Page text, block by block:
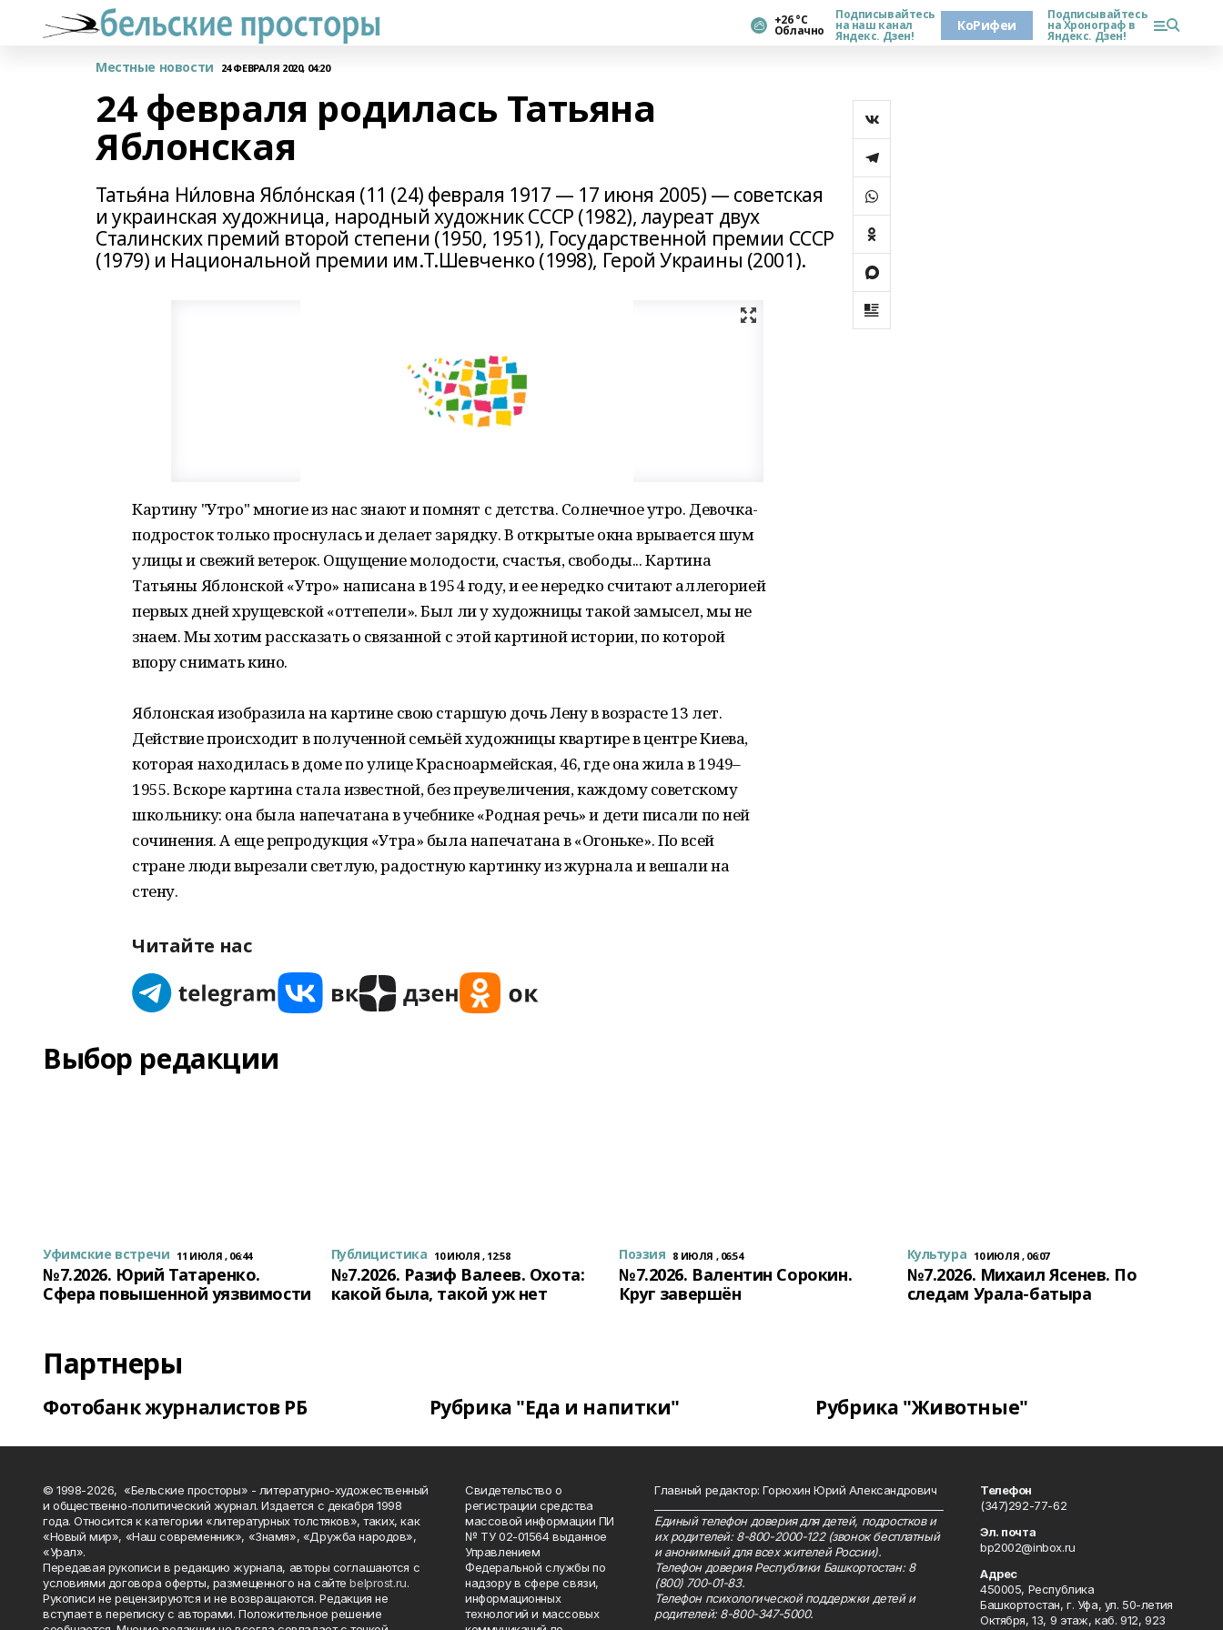
+26 °С
Облачно
Подписывайтесь
на наш канал
Яндекс. Дзен!
КоРифеи
Подписывайтесь
на Хронограф в
Яндекс. Дзен!
Местные новости 24 ФЕВРАЛЯ 2020, 04:20
24 февраля родилась Татьяна
Яблонская
Татья́на Ни́ловна Ябло́нская (11 (24) февраля 1917 — 17 июня 2005) — советская
и украинская художница, народный художник СССР (1982), лауреат двух
Сталинских премий второй степени (1950, 1951), Государственной премии СССР
(1979) и Национальной премии им.Т.Шевченко (1998), Герой Украины (2001).
Картину "Утро" многие из нас знают и помнят с детства. Солнечное утро. Девочка-
подросток только проснулась и делает зарядку. В открытые окна врывается шум
улицы и свежий ветерок. Ощущение молодости, счастья, свободы... Картина
Татьяны Яблонской «Утро» написана в 1954 году, и ее нередко считают аллегорией
первых дней хрущевской «оттепели». Был ли у художницы такой замысел, мы не
знаем. Мы хотим рассказать о связанной с этой картиной истории, по которой
впору снимать кино.
Яблонская изобразила на картине свою старшую дочь Лену в возрасте 13 лет.
Действие происходит в полученной семьёй художницы квартире в центре Киева,
которая находилась в доме по улице Красноармейская, 46, где она жила в 1949–
1955. Вскоре картина стала известной, без преувеличения, каждому советскому
школьнику: она была напечатана в учебнике «Родная речь» и дети писали по ней
сочинения. А еще репродукция «Утра» была напечатана в «Огоньке». По всей
стране люди вырезали светлую, радостную картинку из журнала и вешали на
стену.
Читайте нас
Выбор редакции
Уфимские встречи 11 ИЮЛЯ , 06:44
№7.2026. Юрий Татаренко.
Сфера повышенной уязвимости
Публицистика 10 ИЮЛЯ , 12:58
№7.2026. Разиф Валеев. Охота:
какой была, такой уж нет
Поэзия 8 ИЮЛЯ , 06:54
№7.2026. Валентин Сорокин.
Круг завершён
Культура 10 ИЮЛЯ , 06:07
№7.2026. Михаил Ясенев. По
следам Урала-батыра
Партнеры
Фотобанк журналистов РБ Рубрика "Еда и напитки" Рубрика "Животные"
© 1998-2026, «Бельские просторы» - литературно-художественный
и общественно-политический журнал. Издается с декабря 1998
года. Относится к категории «литературных толстяков», таких, как
«Новый мир», «Наш современник», «Знамя», «Дружба народов»,
«Урал».
Передавая рукописи в редакцию журнала, авторы соглашаются с
условиями договора оферты, размещенного на сайтеbelprost.ru.
Рукописи не рецензируются и не возвращаются. Редакция не
вступает в переписку с авторами. Положительное решение
Свидетельство о
регистрации средства
массовой информации ПИ
№ ТУ 02-01564 выданное
Управлением
Федеральной службы по
надзору в сфере связи,
информационных
технологий и массовых
Главный редактор: Горюхин Юрий Александрович
Единый телефон доверия для детей, подростков и
их родителей: 8-800-2000-122 (звонок бесплатный
и анонимный для всех жителей России).
Телефон доверия Республики Башкортостан: 8
(800) 700-01-83.
Телефон психологической поддержки детей и
родителей: 8-800-347-5000.
Телефон
(347)292-77-62
Эл. почта
bp2002@inbox.ru
Адрес
450005, Республика
Башкортостан, г. Уфа, ул. 50-летия
Октября, 13, 9 этаж, каб. 912, 923